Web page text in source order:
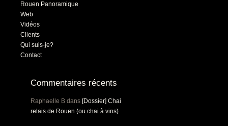
Rouen Panoramique
Web
Vidéos
Clients
Qui suis-je?
Contact
Commentaires récents
Raphaelle B dans [Dossier] Chai
relais de Rouen (ou chai à vins)